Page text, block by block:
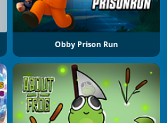
Obby Prison Run